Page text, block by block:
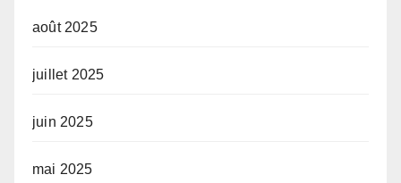
août 2025
juillet 2025
juin 2025
mai 2025